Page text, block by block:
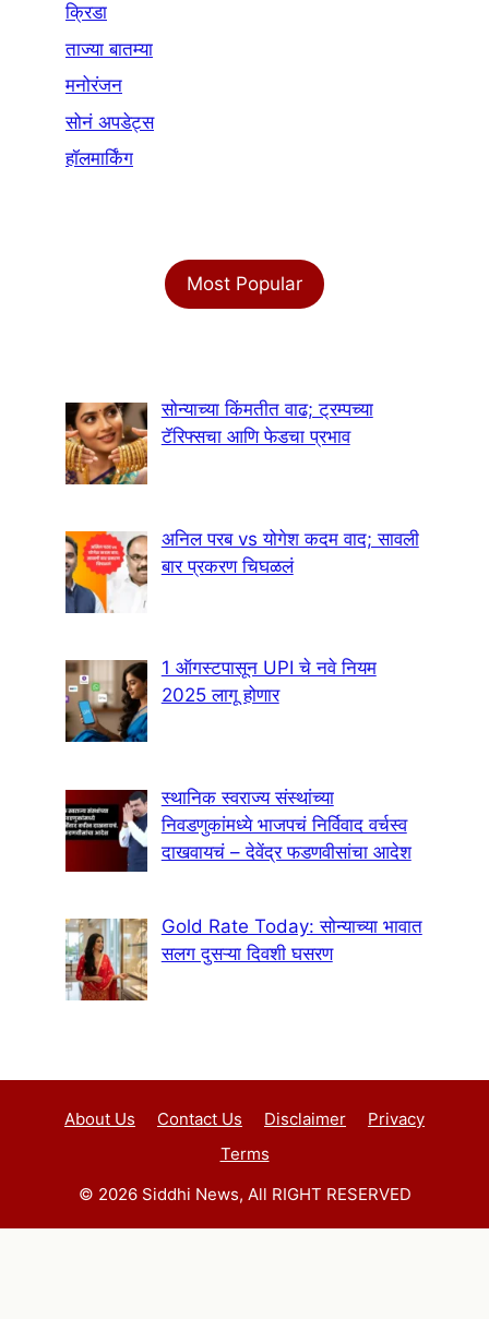
क्रिडा
ताज्या बातम्या
मनोरंजन
सोनं अपडेट्स
हॉलमार्किंग
Most Popular
सोन्याच्या किंमतीत वाढ; ट्रम्पच्या
टॅरिफ्सचा आणि फेडचा प्रभाव
अनिल परब vs योगेश कदम वाद; सावली
बार प्रकरण चिघळलं
1 ऑगस्टपासून UPI चे नवे नियम
2025 लागू होणार
स्थानिक स्वराज्य संस्थांच्या
निवडणुकांमध्ये भाजपचं निर्विवाद वर्चस्व
दाखवायचं – देवेंद्र फडणवीसांचा आदेश
Gold Rate Today: सोन्याच्या भावात
सलग दुसऱ्या दिवशी घसरण
About Us Contact Us Disclaimer
Privacy
Terms
© 2026 Siddhi News, All RIGHT RESERVED